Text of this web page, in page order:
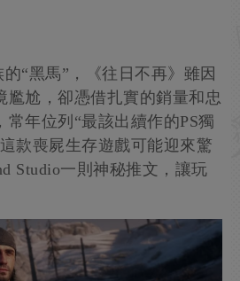
“黑馬”，《往日不再》雖因
尷尬，卻憑借扎實的銷量和忠
常年位列“最該出續作的PS獨
款喪屍生存遊戲可能迎來驚
Studio一則神秘推文，讓玩